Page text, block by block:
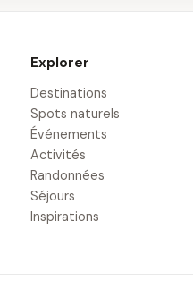
Explorer
Destinations
Spots naturels
Événements
Activités
Randonnées
Séjours
Inspirations